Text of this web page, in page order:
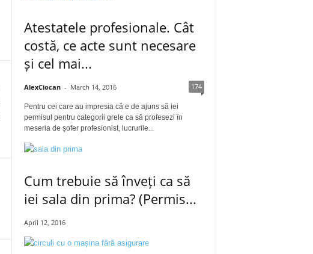
Atestatele profesionale. Cât
costă, ce acte sunt necesare
și cel mai...
AlexCiocan - March 14, 2016 174
Pentru cei care au impresia că e de ajuns să iei
permisul pentru categorii grele ca să profesezi în
meseria de șofer profesionist, lucrurile...
Cum trebuie să înveți ca să
iei sala din prima? (Permis...
April 12, 2016